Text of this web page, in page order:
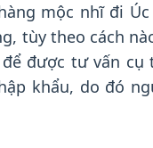
mộc nhĩ đi
tùy theo cách
được tư vấn
khẩu, do đó